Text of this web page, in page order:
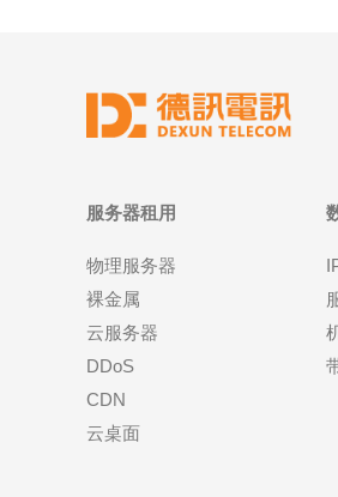
服务器租用
物理服务器
裸金属
云服务器
DDoS
CDN
云桌面